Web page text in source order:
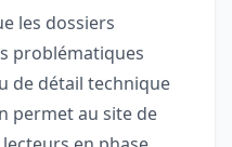
les dossiers
problématiques
de détail technique
permet au site de